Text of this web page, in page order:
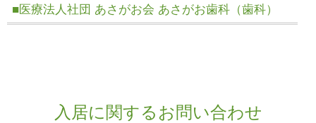
■医療法人社団 あさがお会 あさがお歯科（歯科）
入居に関するお問い合わせ